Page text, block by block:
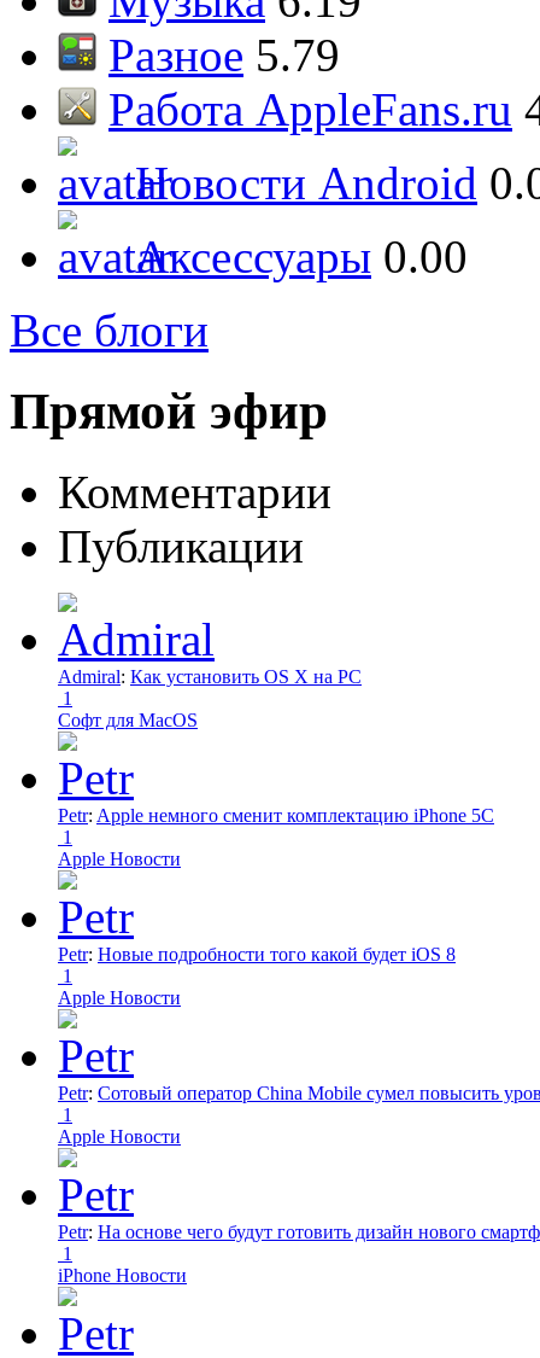
Разное 5.79
Работа AppleFans.ru
Новости Android
Аксессуары 0.00
Все блоги
Прямой эфир
Комментарии
Публикации
Admiral: Как установить OS X на PC
1
Софт для MacOS
Petr: Apple немного сменит комплектацию iPhone 5C
1
Apple Новости
Petr: Новые подробности того какой будет iOS 8
1
Apple Новости
Petr: Сотовый оператор China Mobile сумел повысить
1
Apple Новости
Petr: На основе чего будут готовить дизайн нового
1
iPhone Новости